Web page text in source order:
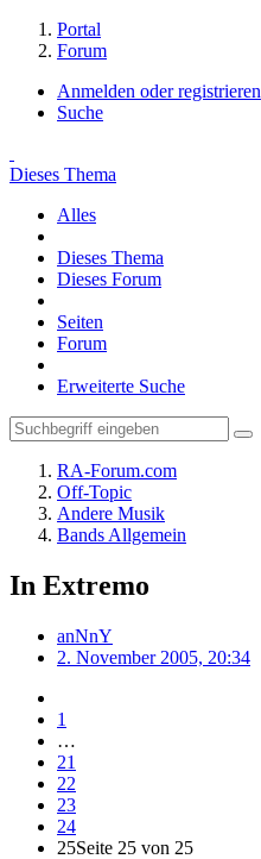
Portal
Forum
Anmelden oder registrieren
Suche
Dieses Thema
Alles
Dieses Thema
Dieses Forum
Seiten
Forum
Erweiterte Suche
RA-Forum.com
Off-Topic
Andere Musik
Bands Allgemein
In Extremo
anNnY
2. November 2005, 20:34
1
…
21
22
23
24
25Seite 25 von 25